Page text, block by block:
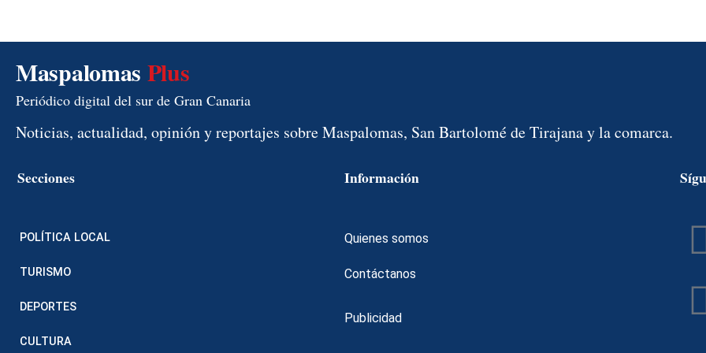
Maspalomas Plus
Periódico digital del sur de Gran Canaria
Noticias, actualidad, opinión y reportajes sobre Maspalomas, San Bartolomé de Tirajana y la comarca.
Secciones
POLÍTICA LOCAL
TURISMO
DEPORTES
CULTURA
Información
Quienes somos
Contáctanos
Publicidad